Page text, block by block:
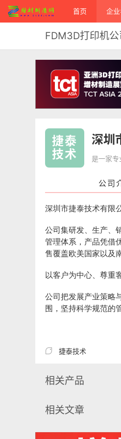
首页 企
FDM3D打印机公
捷泰
技术
深圳
是一家专
公司
深圳市捷泰技术有限
公司集研发、生产、
管理体系，产品凭借
售覆盖欧美国家以及
以客户为中心、尊重
公司把发展产业策略
围，坚持科学规范的
 捷泰技术
相关产品
相关文章